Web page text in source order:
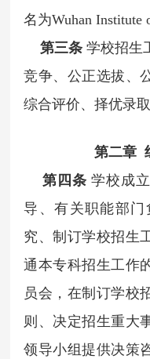
名为Wuhan Institute
第三条学校招生
竞争、公正选拔、
综合评价、择优录取
第二章
第四条学校成
导、有关职能部
究、制订学校招生
通本专科招生工作
员会，在制订学校
则、决定招生重大
领导小组提供决策